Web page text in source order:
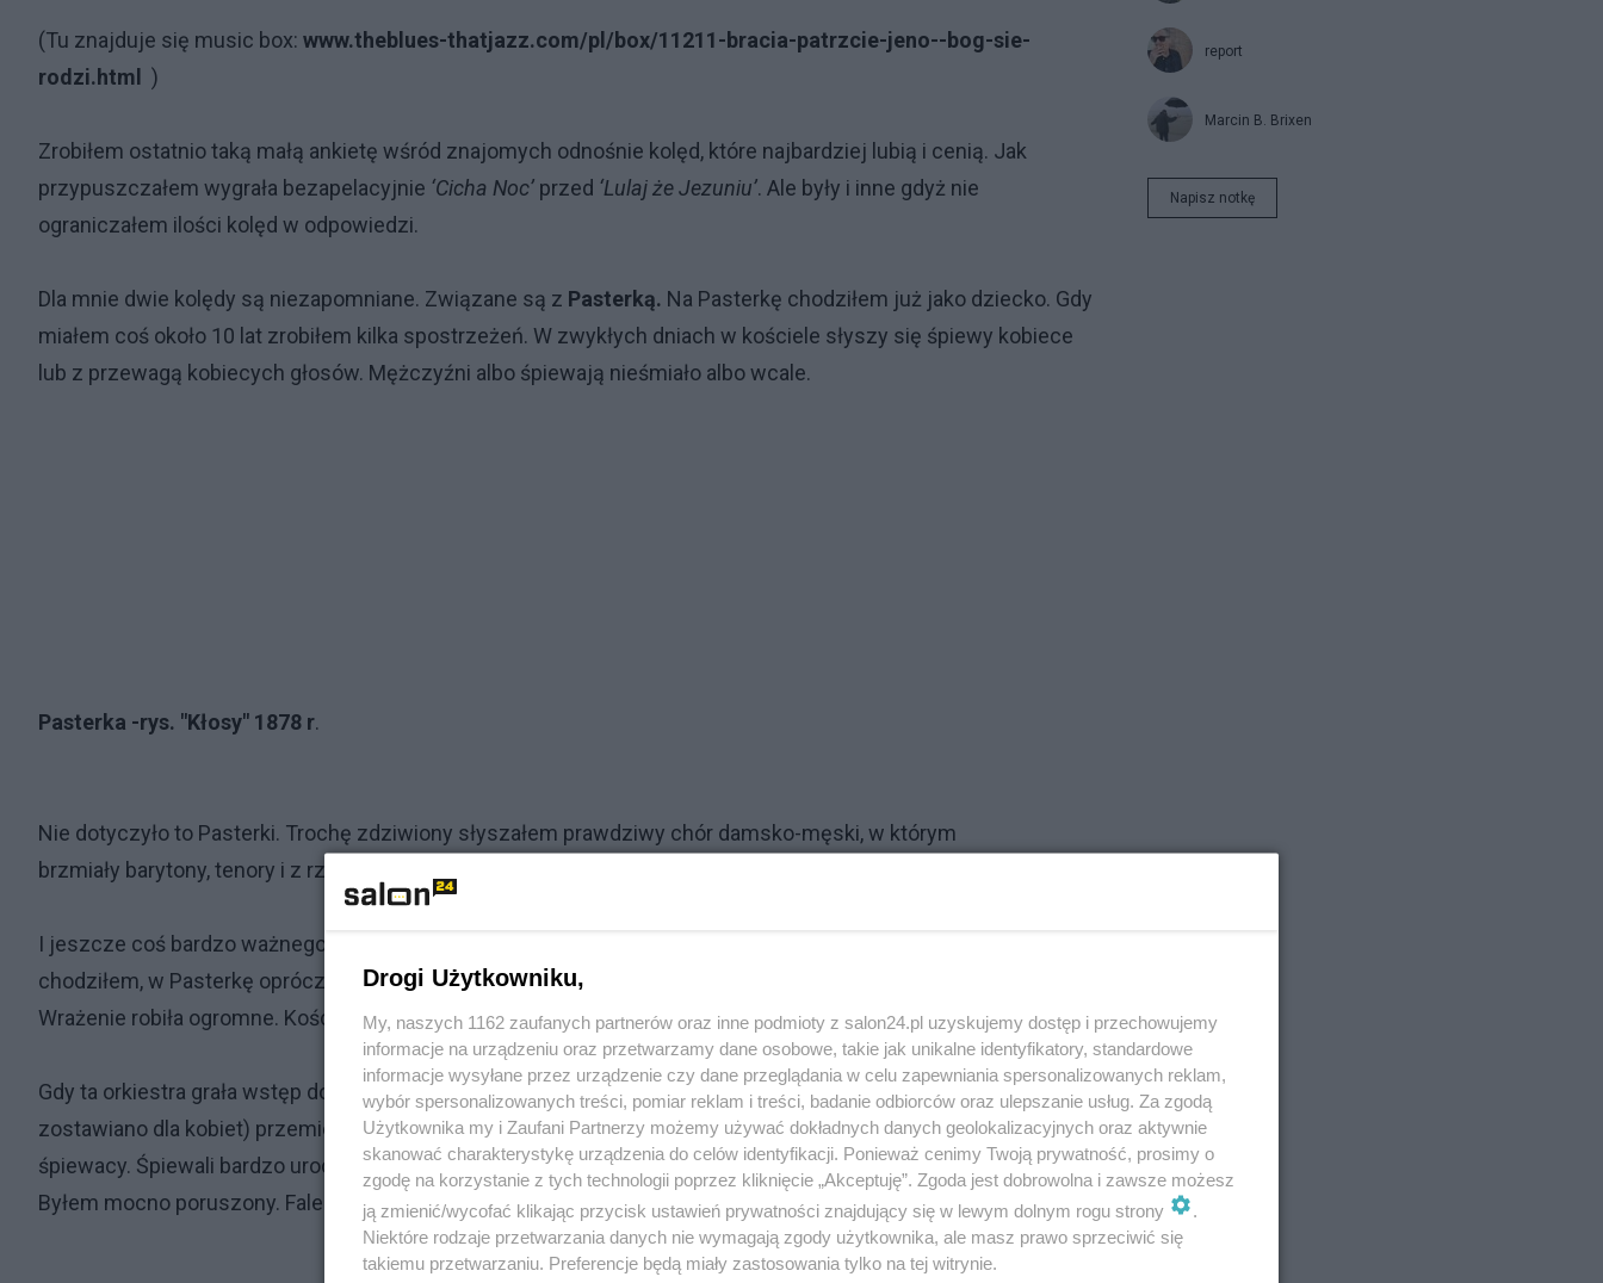
(Tu znajduje się music box: www.theblues-thatjazz.com/pl/box/11211-bracia-patrzcie-jeno--bog-sie-
rodzi.html
)
Zrobiłem ostatnio taką małą ankietę wśród znajomych odnośnie kolęd, które najbardziej lubią i cenią. Jak
przypuszczałem wygrała bezapelacyjnie ‘Cicha Noc’ przed ‘Lulaj że Jezuniu’. Ale były i inne gdyż nie
ograniczałem ilości kolęd w odpowiedzi.
Dla mnie dwie kolędy są niezapomniane. Związane są z Pasterką. Na Pasterkę chodziłem już jako dziecko. Gdy
miałem coś około 10 lat zrobiłem kilka spostrzeżeń. W zwykłych dniach w kościele słyszy się śpiewy kobiece
lub z przewagą kobiecych głosów. Mężczyźni albo śpiewają nieśmiało albo wcale.
Pasterka -rys. "Kłosy" 1878 r.
Nie dotyczyło to Pasterki. Trochę zdziwiony słyszałem prawdziwy chór damsko-męski, w którym
brzmiały barytony, tenory i z rzadka basy. Nigdy nie było w kościele tak pięknych śpiewów jak w Pasterkę.
I jeszcze coś bardzo ważnego: byłem zachwycony tym
chodziłem, w Pasterkę oprócz organów, zawsze na chórze grała orkiestra dęta. Niewielka ale i kościół był mały.
Wrażenie robiła ogromne. Kościół cały promieniał.
Gdy ta orkiestra grała wstęp do Bóg Się Rodzi Moc Truchleje mężczyźni stojący z tyłu (miejsca siedzące
zostawiano dla kobiet) przemieniali się. Z moich sąsiadów i innych bardziej lub mniej znajomych robili się
śpiewacy. Śpiewali bardzo uroczyście i najpiękniej jak tylko potrafili. Widziałem to i słyszałem bardzo wyraźnie.
Byłem mocno poruszony. Fale uczuć i wzruszeń latały po mnie tam i z powrotem.
report
Marcin B. Brixen
Napisz notkę
Drogi Użytkowniku,
My, naszych 1162 zaufanych partnerów oraz inne podmioty z salon24.pl uzyskujemy dostęp i przechowujemy
informacje na urządzeniu oraz przetwarzamy dane osobowe, takie jak unikalne identyfikatory, standardowe
informacje wysyłane przez urządzenie czy dane przeglądania w celu zapewniania spersonalizowanych reklam,
wybór spersonalizowanych treści, pomiar reklam i treści, badanie odbiorców oraz ulepszanie usług. Za zgodą
Użytkownika my i Zaufani Partnerzy możemy używać dokładnych danych geolokalizacyjnych oraz aktywnie
skanować charakterystykę urządzenia do celów identyfikacji. Ponieważ cenimy Twoją prywatność, prosimy o
zgodę na korzystanie z tych technologii poprzez kliknięcie „Akceptuję”. Zgoda jest dobrowolna i zawsze możesz
ją zmienić/wycofać klikając przycisk ustawień prywatności znajdujący się w lewym dolnym rogu strony
.
Niektóre rodzaje przetwarzania danych nie wymagają zgody użytkownika, ale masz prawo sprzeciwić się
takiemu przetwarzaniu. Preferencje będą miały zastosowania tylko na tej witrynie.